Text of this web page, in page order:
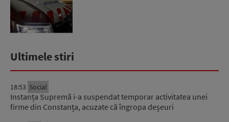
Ultimele stiri
18:53 Social
Instanța Supremă i-a suspendat temporar activitatea unei
firme din Constanța, acuzate că îngropa deșeuri